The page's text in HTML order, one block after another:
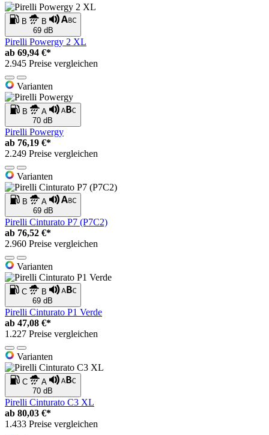
B
B
69 dB
Pirelli Powergy 2 XL
ab 69,94 €*
2.945 Preise vergleichen
Varianten
B
A
70 dB
Pirelli Powergy
ab 76,19 €*
2.249 Preise vergleichen
Varianten
B
A
69 dB
Pirelli Cinturato P7 (P7C2)
ab 76,52 €*
2.960 Preise vergleichen
Varianten
C
B
69 dB
Pirelli Cinturato P1 Verde
ab 47,08 €*
1.227 Preise vergleichen
Varianten
C
A
70 dB
Pirelli Cinturato C3 XL
ab 80,03 €*
1.433 Preise vergleichen